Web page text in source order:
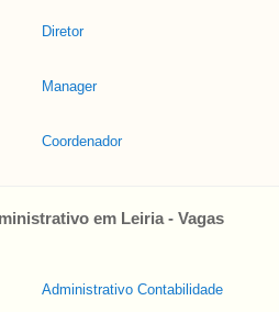
Diretor
Manager
Coordenador
em Leiria - Vagas
Administrativo Contabilidade